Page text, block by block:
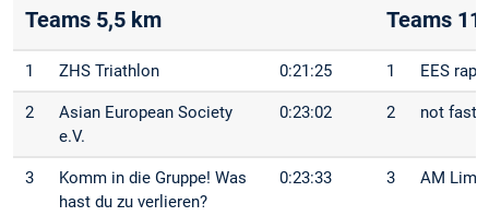
Teams 5,5 km Teams 11
1 ZHS Triathlon 0:21:25 1 EES
2
Asian European Society
e.V.
0:23:02 2 not fast,
3
Komm in die Gruppe! Was
hast du zu verlieren?
0:23:33 3 AM